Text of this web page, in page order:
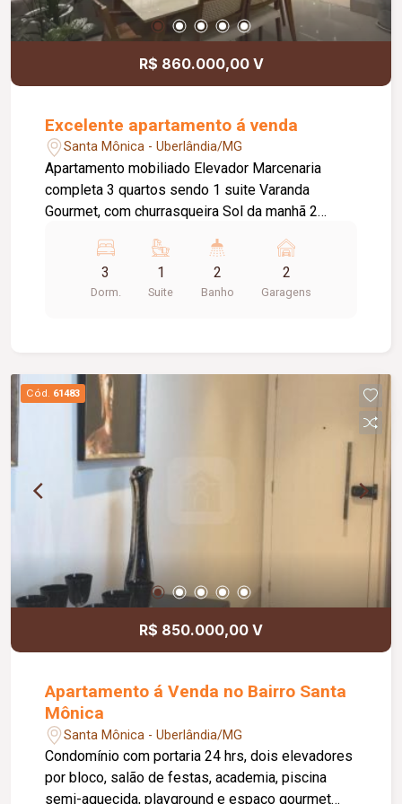
R$ 860.000,00 V
Excelente apartamento á venda
Santa Mônica - Uberlândia/MG
Apartamento mobiliado Elevador Marcenaria
completa 3 quartos sendo 1 suite Varanda
Gourmet, com churrasqueira Sol da manhã 2
oferece Piscina Área gourmet Academia Salão de
festas Portaria 24h
3
Dorm.
1
Suite
2
Banho
2
Garagens
Cód. 61483
R$ 850.000,00 V
Apartamento á Venda no Bairro Santa
Mônica
Santa Mônica - Uberlândia/MG
Condomínio com portaria 24 hrs, dois elevadores
por bloco, salão de festas, academia, piscina
semi-aquecida, playground e espaço gourmet